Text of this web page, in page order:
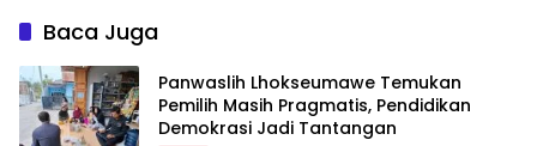
Baca Juga
Panwaslih Lhokseumawe Temukan
Pemilih Masih Pragmatis, Pendidikan
Demokrasi Jadi Tantangan